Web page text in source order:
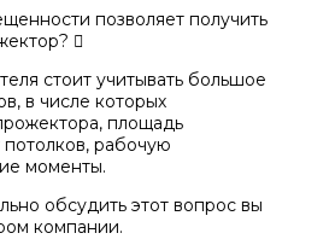
позволяет получить
стоит учитывать большое
в числе которых
площадь
рабочую
моменты.
обсудить этот вопрос вы
компании.